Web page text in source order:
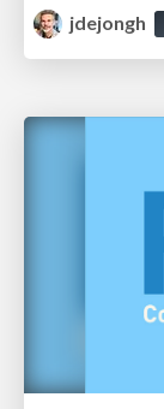
jdejongh